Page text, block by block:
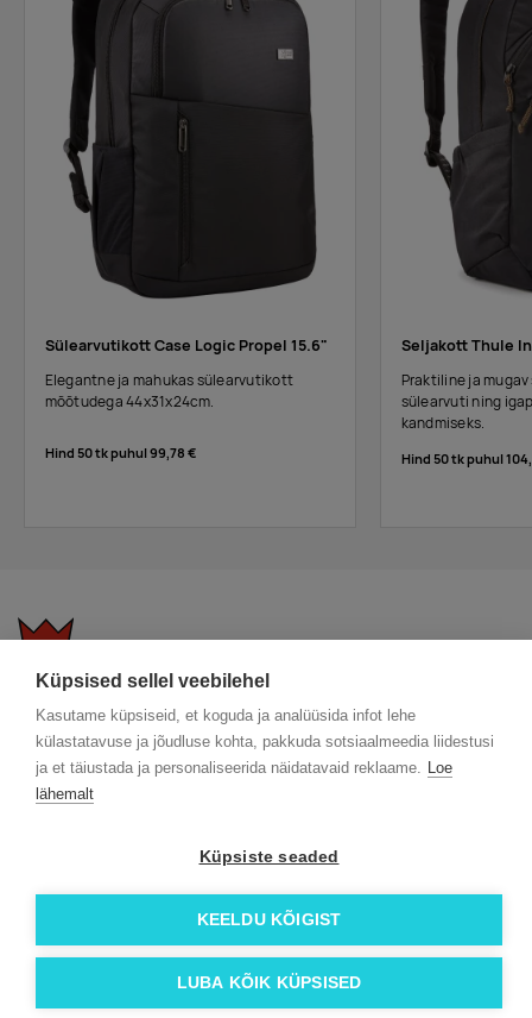
Küpsised sellel veebilehel
Kasutame küpsiseid, et koguda ja analüüsida infot lehe
külastatavuse ja jõudluse kohta, pakkuda sotsiaalmeedia liidestusi
ja et täiustada ja personaliseerida näidatavaid reklaame. Loe
lähemalt
Küpsiste seaded
KEELDU KÕIGIST
LUBA KÕIK KÜPSISED
Sülearvutikott Case Logic Propel 15.6"
Elegantne ja mahukas sülearvutikott
mõõtudega 44x31x24cm.
Hind 50 tk puhul99,78 €
Seljakott Thule
Praktiline ja
sülearvuti ning
kandmiseks.
Hind 50 tk puhul
KKK
Trükitehnikad
Meist lähemalt
Üldtingimused
ÖKO reklaamkingitused
Meeskond
Kontakt
Facebook
© 2026 Roi OÜ | Kõik õigused on kaitstud.